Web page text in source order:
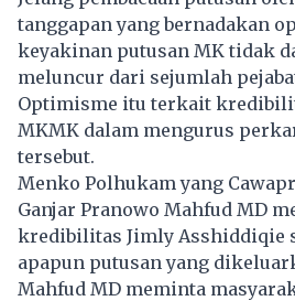
tanggapan yang bernadakan
keyakinan putusan MK tidak
meluncur dari sejumlah
Optimisme itu terkait
MKMK dalam mengurus
tersebut.
Menko Polhukam yang
Ganjar Pranowo Mahfud MD
kredibilitas Jimly Asshiddiqie
apapun putusan yang
Mahfud MD meminta